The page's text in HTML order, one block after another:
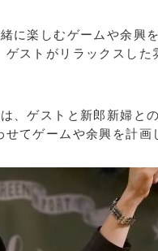
に楽しむゲームや余興
ゲストがリラックスし
、ゲストと新郎新婦と
てゲームや余興を計画